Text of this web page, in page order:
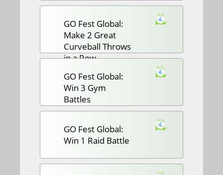
GO Fest Global:
Make 2 Great
Curveball Throws
in a Row
GO Fest Global:
Win 3 Gym
Battles
GO Fest Global:
Win 1 Raid Battle